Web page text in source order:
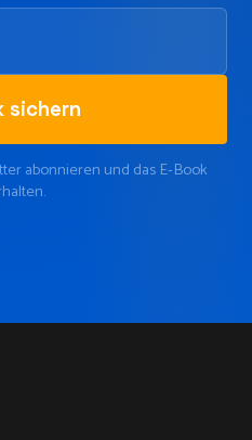
sichern
abonnieren und das E-Book